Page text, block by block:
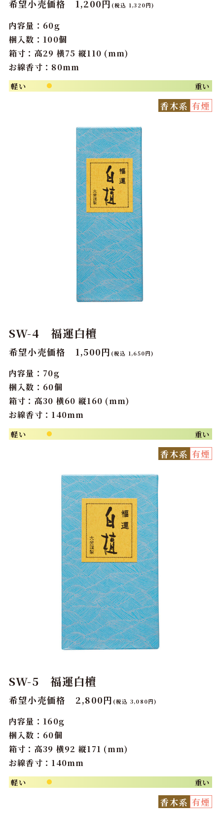
希望小売価格 1,200円 (税込 1,320円)
内容量：60g
梱入数：100個
箱寸：高29 横75 縦110 (mm)
お線香寸：80mm
軽い ● 重い
香木系 有煙
SW-4 福運白檀
希望小売価格 1,500円 (税込 1,650円)
内容量：70g
梱入数：60個
箱寸：高30 横60 縦160 (mm)
お線香寸：140mm
軽い ● 重い
香木系 有煙
SW-5 福運白檀
希望小売価格 2,800円 (税込 3,080円)
内容量：160g
梱入数：60個
箱寸：高39 横92 縦171 (mm)
お線香寸：140mm
軽い ● 重い
香木系 有煙